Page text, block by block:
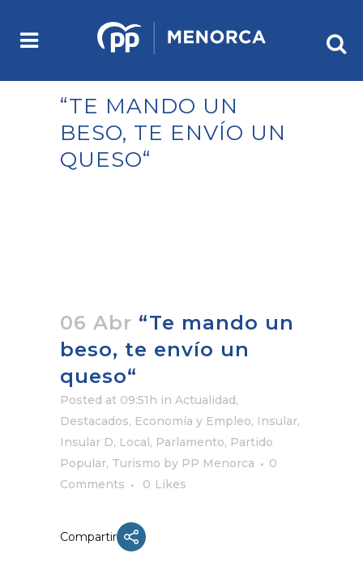
“TE MANDO UN
BESO, TE ENVÍO UN
QUESO“
06 Abr “Te mando un
beso, te envío un
queso“
Posted at 09:51h in Actualidad,
Destacados, Economía y Empleo, Insular,
Insular D, Local, Parlamento, Partido
Popular, Turismo by PP Menorca
0
Comments
0 Likes
Compartir